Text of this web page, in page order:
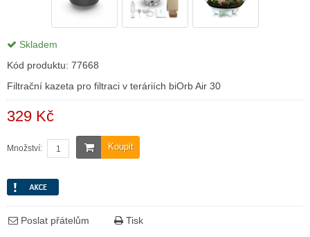
Skladem
Kód produktu: 77668
Filtrační kazeta pro filtraci v teráriích biOrb Air 30
329 Kč
Koupit
Množství:
Poslat přátelům Tisk